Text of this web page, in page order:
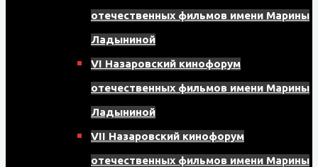
отечественных фильмов имени Марины
Ладыниной
VI Назаровский кинофорум
отечественных фильмов имени Марины
Ладыниной
VII Назаровский кинофорум
отечественных фильмов имени Марины